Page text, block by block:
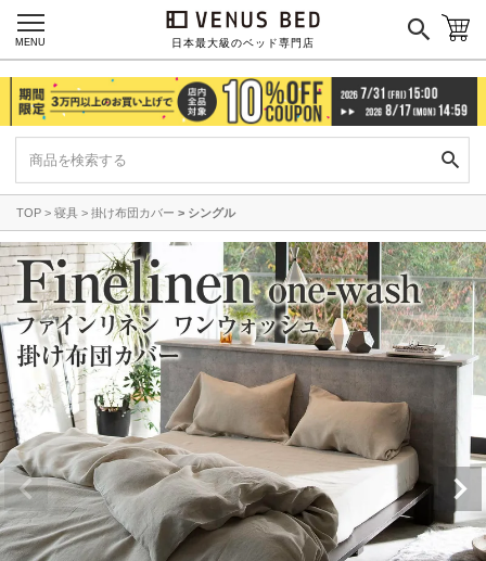
日本最大級のベッド専門店
MENU
TOP 寝具 掛け布団カバー シングル